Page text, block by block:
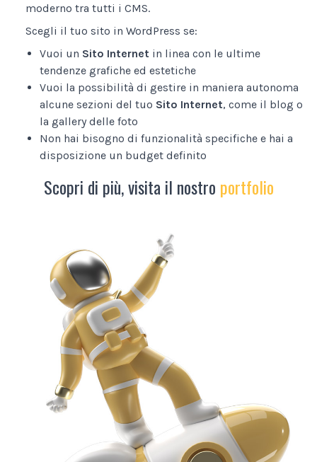
moderno tra tutti i CMS.
Scegli il tuo sito in WordPress se:
Vuoi un Sito Internet in linea con le ultime
tendenze grafiche ed estetiche
Vuoi la possibilità di gestire in maniera autonoma
alcune sezioni del tuo Sito Internet, come il blog o
la gallery delle foto
Non hai bisogno di funzionalità specifiche e hai a
disposizione un budget definito
Scopri di più, visita il nostro portfolio